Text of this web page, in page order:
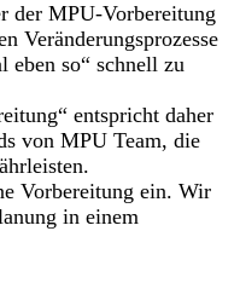
der MPU-Vorbereitung
Veränderungsprozesse
eben so“ schnell zu
entspricht daher
von MPU Team, die
Vorbereitung ein. Wir
in einem